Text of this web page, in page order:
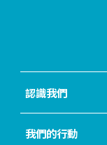
認識我們
我們的行動